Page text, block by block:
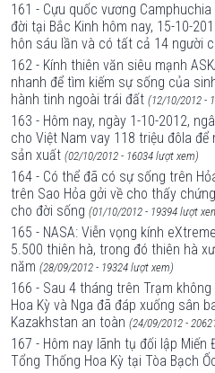
161 - Cựu quốc vương
đời tại Bắc Kinh hôm nay, 15-10-
hôn sáu lần và có tất cả 14 người
162 - Kính thiên văn siêu mạnh
nhanh để tìm kiếm sự sống của
hành tinh ngoài trái đất (12/10/2012 -
163 - Hôm nay, ngày 1-10-2012,
cho Việt Nam vay 118 triệu đôla
sản xuất (02/10/2012 - 16034 lượt xem)
164 - Có thể đã có sự sống trên
trên Sao Hỏa gởi về cho thấy
cho đời sống (01/10/2012 - 19394 lượt
165 - NASA: Viễn vọng kính
5.500 thiên hà, trong đó thiên hà
năm (28/09/2012 - 19324 lượt xem)
166 - Sau 4 tháng trên Trạm
Hoa Kỳ và Nga đã đáp xuống sân
Kazakhstan an toàn (24/09/2012 -
167 - Hôm nay lãnh tụ đối lập Miến
Tổng Thống Hoa Kỳ tại Tòa Bạch